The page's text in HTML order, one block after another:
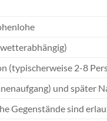
(typischerweise 2-8
und später
Gegenstände sind